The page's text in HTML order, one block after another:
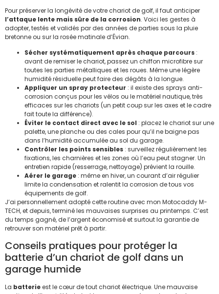
Pour préserver la longévité de votre chariot de golf, il faut anticiper
l’attaque lente mais sûre de la corrosion. Voici les gestes à
adopter, testés et validés par des années de parties sous la pluie
bretonne ou sur la rosée matinale d’Évian.
Sécher systématiquement après chaque parcours :
avant de remiser le chariot, passez un chiffon microfibre sur
toutes les parties métalliques et les roues. Même une légère
humidité résiduelle peut faire des dégâts à la longue.
Appliquer un spray protecteur : il existe des sprays anti-
corrosion conçus pour les vélos ou le matériel nautique, très
efficaces sur les chariots (un petit coup sur les axes et le cadre
fait toute la différence).
Éviter le contact direct avec le sol : placez le chariot sur une
palette, une planche ou des cales pour qu’il ne baigne pas
dans l’humidité accumulée au sol du garage.
Contrôler les points sensibles : surveillez régulièrement les
fixations, les charnières et les zones où l’eau peut stagner. Un
entretien rapide (resserrage, nettoyage) prévient la rouille.
Aérer le garage : même en hiver, un courant d’air régulier
limite la condensation et ralentit la corrosion de tous vos
équipements de golf.
J’ai personnellement adopté cette routine avec mon Motocaddy M-
TECH, et depuis, terminé les mauvaises surprises au printemps. C’est
du temps gagné, de l’argent économisé et surtout la garantie de
retrouver son matériel prêt à partir.
Conseils pratiques pour protéger la
batterie d’un chariot de golf dans un
garage humide
La batterieest le cœur de tout chariot électrique. Une mauvaise